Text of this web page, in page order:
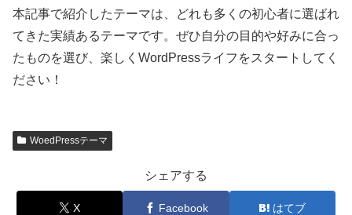
本記事で紹介したテーマは、どれも多くの初心者に選ばれ
てきた実績あるテーマです。ぜひ自分の目的や好みに合っ
たものを選び、楽しくWordPressライフをスタートしてく
ださい！
WoedPressテーマ
シェアする
X Facebook はてブ